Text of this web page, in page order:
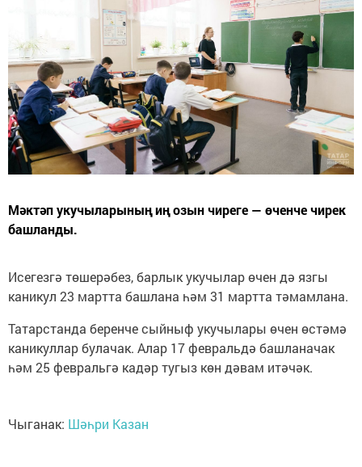
Мәктәп укучыларының иң озын чиреге — өченче чирек
башланды.
Исегезгә төшерәбез, барлык укучылар өчен дә язгы
каникул 23 мартта башлана һәм 31 мартта тәмамлана.
Татарстанда беренче сыйныф укучылары өчен өстәмә
каникуллар булачак. Алар 17 февральдә башланачак
һәм 25 февральгә кадәр тугыз көн дәвам итәчәк.
Чыганак: Шәһри Казан